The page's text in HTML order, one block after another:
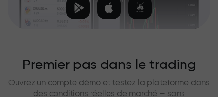
Premier pas dans le trading
Ouvrez un compte démo et testez la plateforme dans
des conditions réelles de marché — sans